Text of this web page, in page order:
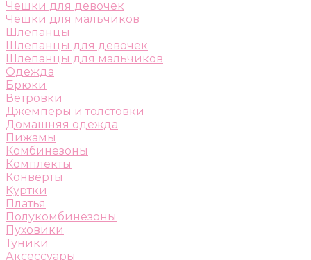
Чешки для девочек
Чешки для мальчиков
Шлепанцы
Шлепанцы для девочек
Шлепанцы для мальчиков
Одежда
Брюки
Ветровки
Джемперы и толстовки
Домашняя одежда
Пижамы
Комбинезоны
Комплекты
Конверты
Куртки
Платья
Полукомбинезоны
Пуховики
Туники
Аксессуары